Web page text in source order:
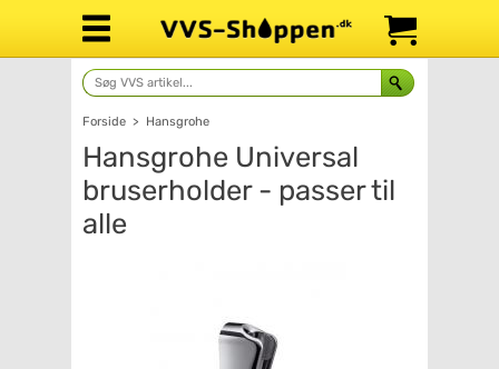
Forside > Hansgrohe
Hansgrohe Universal
bruserholder - passer til
alle